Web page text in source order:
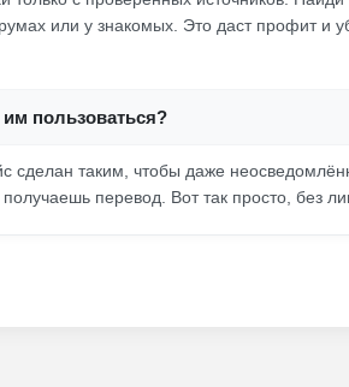
или у знакомых. Это даст профит и
пользоваться?
сделан таким, чтобы даже
перевод. Вот так просто, без